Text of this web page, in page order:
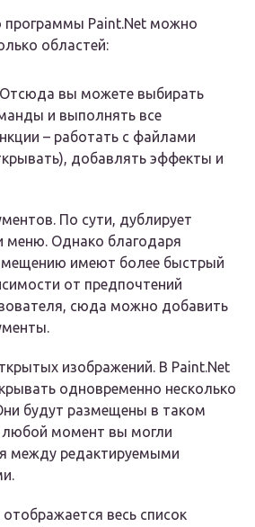
программы Paint.Net можно
областей:
вы можете выбирать
и выполнять все
– работать с файлами
добавлять эффекты и
По сути, дублирует
меню. Однако благодаря
имеют более быстрый
от предпочтений
сюда можно добавить
изображений. В Paint.Net
одновременно несколько
будут размещены в таком
любой момент вы могли
между редактируемыми
весь список